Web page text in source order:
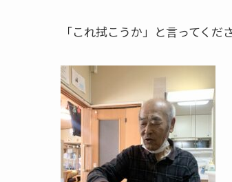
「これ拭こうか」と言ってく